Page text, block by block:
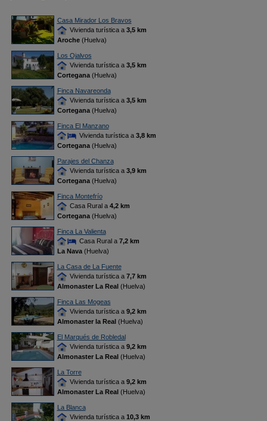
Casa Mirador Los Bravos
Vivienda turística a 3,5 km
Aroche(Huelva)
Los Ojalvos
Vivienda turística a 3,5 km
Cortegana(Huelva)
Finca Navareonda
Vivienda turística a 3,5 km
Cortegana(Huelva)
Finca El Manzano
Vivienda turística a 3,8 km
Cortegana(Huelva)
Parajes del Chanza
Vivienda turística a 3,9 km
Cortegana(Huelva)
Finca Montefrío
Casa Rural a 4,2 km
Cortegana(Huelva)
Finca La Valienta
Casa Rural a 7,2 km
La Nava(Huelva)
La Casa de La Fuente
Vivienda turística a 7,7 km
Almonaster La Real(Huelva)
Finca Las Mogeas
Vivienda turística a 9,2 km
Almonaster la Real(Huelva)
El Marqués de Robledal
Vivienda turística a 9,2 km
Almonaster La Real(Huelva)
La Torre
Vivienda turística a 9,2 km
Almonaster La Real(Huelva)
La Blanca
Vivienda turística a 10,3 km